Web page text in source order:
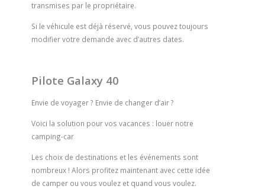
transmises par le propriétaire.
Si le véhicule est déjà réservé, vous pouvez toujours
modifier votre demande avec d’autres dates.
Pilote Galaxy 40
Envie de voyager ? Envie de changer d’air ?
Voici la solution pour vos vacances : louer notre
camping-car
Les choix de destinations et les événements sont
nombreux ! Alors profitez maintenant avec cette idée
de camper ou vous voulez et quand vous voulez.